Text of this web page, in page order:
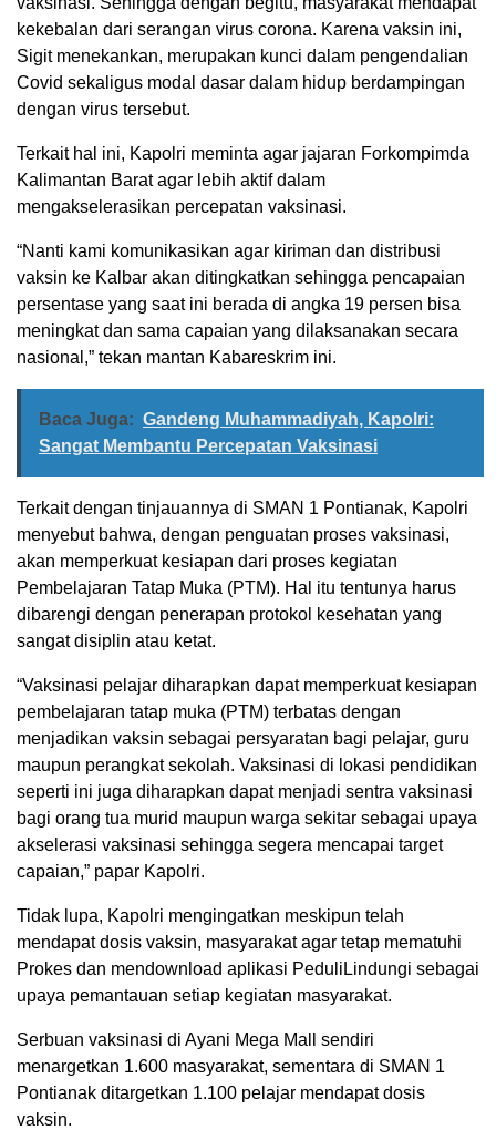
kekebalan dari serangan virus corona. Karena vaksin ini,
Sigit menekankan, merupakan kunci dalam pengendalian
Covid sekaligus modal dasar dalam hidup berdampingan
dengan virus tersebut.
Terkait hal ini, Kapolri meminta agar jajaran Forkompimda
Kalimantan Barat agar lebih aktif dalam
mengakselerasikan percepatan vaksinasi.
“Nanti kami komunikasikan agar kiriman dan distribusi
vaksin ke Kalbar akan ditingkatkan sehingga pencapaian
persentase yang saat ini berada di angka 19 persen bisa
meningkat dan sama capaian yang dilaksanakan secara
nasional,” tekan mantan Kabareskrim ini.
Baca Juga: Gandeng Muhammadiyah, Kapolri:
Sangat Membantu Percepatan Vaksinasi
Terkait dengan tinjauannya di SMAN 1 Pontianak, Kapolri
menyebut bahwa, dengan penguatan proses vaksinasi,
akan memperkuat kesiapan dari proses kegiatan
Pembelajaran Tatap Muka (PTM). Hal itu tentunya harus
dibarengi dengan penerapan protokol kesehatan yang
sangat disiplin atau ketat.
“Vaksinasi pelajar diharapkan dapat memperkuat kesiapan
pembelajaran tatap muka (PTM) terbatas dengan
menjadikan vaksin sebagai persyaratan bagi pelajar, guru
maupun perangkat sekolah. Vaksinasi di lokasi pendidikan
seperti ini juga diharapkan dapat menjadi sentra vaksinasi
bagi orang tua murid maupun warga sekitar sebagai upaya
akselerasi vaksinasi sehingga segera mencapai target
capaian,” papar Kapolri.
Tidak lupa, Kapolri mengingatkan meskipun telah
mendapat dosis vaksin, masyarakat agar tetap mematuhi
Prokes dan mendownload aplikasi PeduliLindungi sebagai
upaya pemantauan setiap kegiatan masyarakat.
Serbuan vaksinasi di Ayani Mega Mall sendiri
menargetkan 1.600 masyarakat, sementara di SMAN 1
Pontianak ditargetkan 1.100 pelajar mendapat dosis
vaksin.